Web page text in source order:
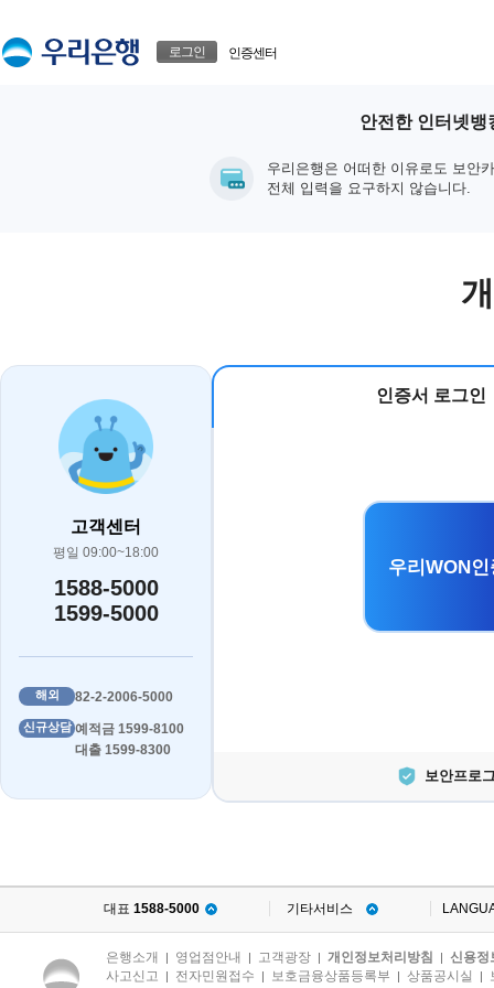
로그인 인증센터
안전한 인터넷뱅
우리은행은 어떠한 이유로도 보안
전체 입력을 요구하지 않습니다.
고객센터
평일 09:00~18:00
1588-5000
1599-5000
해외 82-2-2006-5000
신규상담 예적금 1599-8100
대출 1599-8300
인증서 로그인
우리WON
보안프로
대표 1588-5000 기타서비스
은행소개 | 영업점안내 | 고객광장 | 개인정보처리방침 | 신용정
사고신고 | 전자민원접수 | 보호금융상품등록부 | 상품공시실 |